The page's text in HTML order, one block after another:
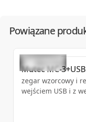
Powiązane
MutecMC-3+USB
zegar wzorcowy i
wejściem USB i z